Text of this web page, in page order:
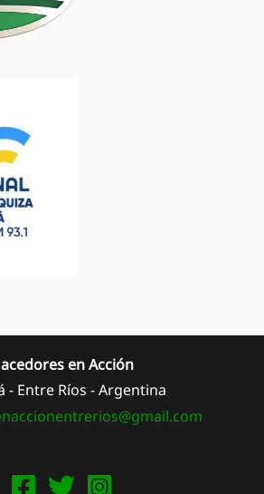
en Acción
- Entre Ríos - Argentina
gmail.com